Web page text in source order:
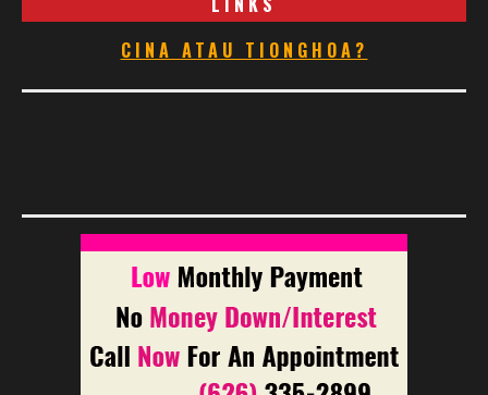
CINA ATAU TIONGHOA?